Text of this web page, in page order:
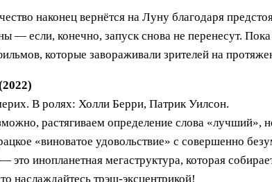
наконец вернётся на Луну благодаря
— если, конечно, запуск снова не перенесут.
которые завораживали зрителей на
В ролях: Холли Берри, Патрик Уилсон.
растягиваем определение слова «лучший»,
«виноватое удовольствие» с совершенно
это инопланетная мегаструктура, которая
наслаждайтесь трэш-эксцентрикой!